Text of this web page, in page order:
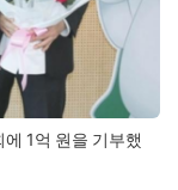
1억 원을 기부했